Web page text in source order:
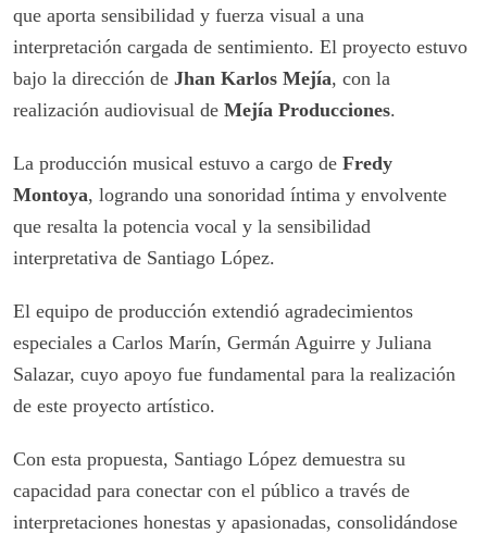
que aporta sensibilidad y fuerza visual a una
interpretación cargada de sentimiento. El proyecto estuvo
bajo la dirección de Jhan Karlos Mejía, con la
realización audiovisual de Mejía Producciones.
La producción musical estuvo a cargo de Fredy
Montoya, logrando una sonoridad íntima y envolvente
que resalta la potencia vocal y la sensibilidad
interpretativa de Santiago López.
El equipo de producción extendió agradecimientos
especiales a Carlos Marín, Germán Aguirre y Juliana
Salazar, cuyo apoyo fue fundamental para la realización
de este proyecto artístico.
Con esta propuesta, Santiago López demuestra su
capacidad para conectar con el público a través de
interpretaciones honestas y apasionadas, consolidándose